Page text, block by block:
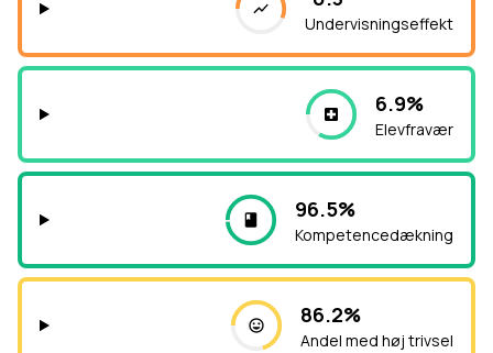
Undervisningseffekt
6.9%
Elevfravær
96.5%
Kompetencedækning
86.2%
Andel med høj trivsel